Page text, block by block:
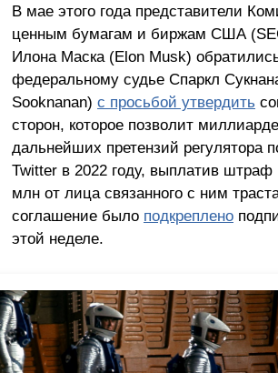
В мае этого года представители
ценным бумагам и биржам США
Илона Маска (Elon Musk)
федеральному судье Спаркл
Sooknanan) с просьбой утвердить
сторон, которое позволит
дальнейших претензий регулятора
Twitter в 2022 году, выплатив штраф
млн от лица связанного с ним
соглашение было подкреплено
этой неделе.